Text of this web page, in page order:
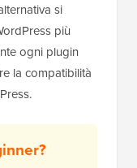
si
più
ogni plugin
la compatibilità